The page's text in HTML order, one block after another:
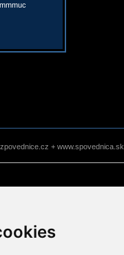
mmmuc
+ www.spovednica.sk